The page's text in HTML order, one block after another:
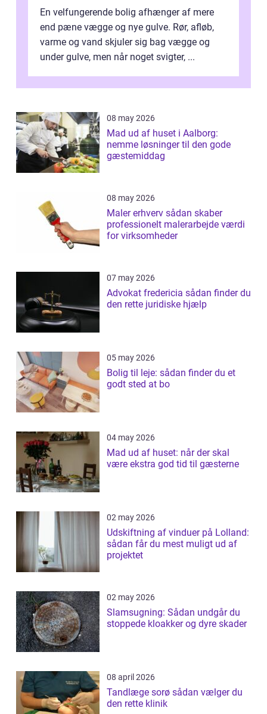
En velfungerende bolig afhænger af mere
end pæne vægge og nye gulve. Rør, afløb,
varme og vand skjuler sig bag vægge og
under gulve, men når noget svigter, ...
08 may 2026
Mad ud af huset i Aalborg:
nemme løsninger til den gode
gæstemiddag
08 may 2026
Maler erhverv sådan skaber
professionelt malerarbejde værdi
for virksomheder
07 may 2026
Advokat fredericia sådan finder du
den rette juridiske hjælp
05 may 2026
Bolig til leje: sådan finder du et
godt sted at bo
04 may 2026
Mad ud af huset: når der skal
være ekstra god tid til gæsterne
02 may 2026
Udskiftning af vinduer på Lolland:
sådan får du mest muligt ud af
projektet
02 may 2026
Slamsugning: Sådan undgår du
stoppede kloakker og dyre skader
08 april 2026
Tandlæge sorø sådan vælger du
den rette klinik